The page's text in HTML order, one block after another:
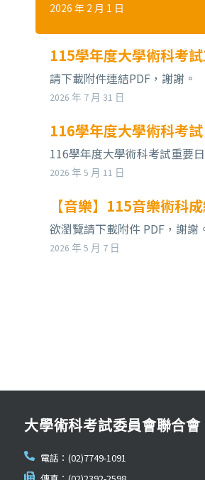
2026 年 2 月 1 日
115學年度大學術科考
請下載附件連結PDF，謝謝。
2026 年 7 月 31 日
116學年度大學術科考
116學年度大學術科考試重要
2026 年 5 月 11 日
【音樂】115音樂術科
欲瀏覽請下載附件 PDF，謝謝
2026 年 5 月 7 日
大學術科考試委員會聯合會
電話：(02)7749-1091